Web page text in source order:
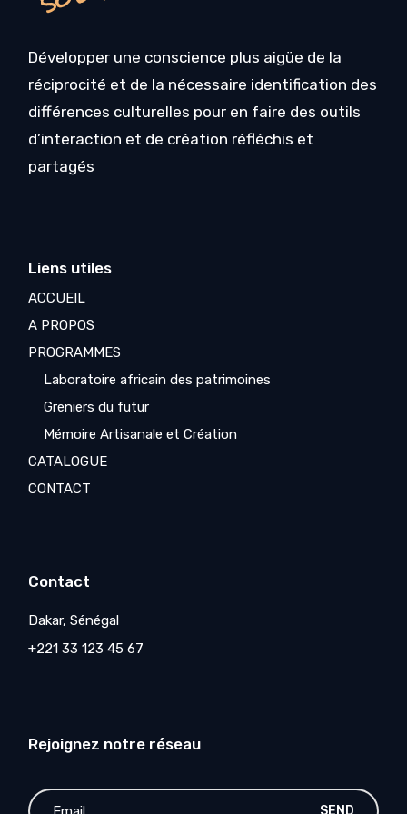
Développer une conscience plus aigüe de la
réciprocité et de la nécessaire identification des
différences culturelles pour en faire des outils
d’interaction et de création réfléchis et
partagés
Liens utiles
ACCUEIL
A PROPOS
PROGRAMMES
Laboratoire africain des patrimoines
Greniers du futur
Mémoire Artisanale et Création
CATALOGUE
CONTACT
Contact
Dakar, Sénégal
+221 33 123 45 67
Rejoignez notre réseau
SEND